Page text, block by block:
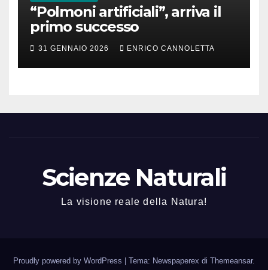
“Polmoni artificiali”, arriva il
primo successo
31 GENNAIO 2026 ENRICO CANNOLETTA
Scienze Naturali
La visione reale della Natura!
Proudly powered by WordPress | Tema: Newspaperex di Themeansar.